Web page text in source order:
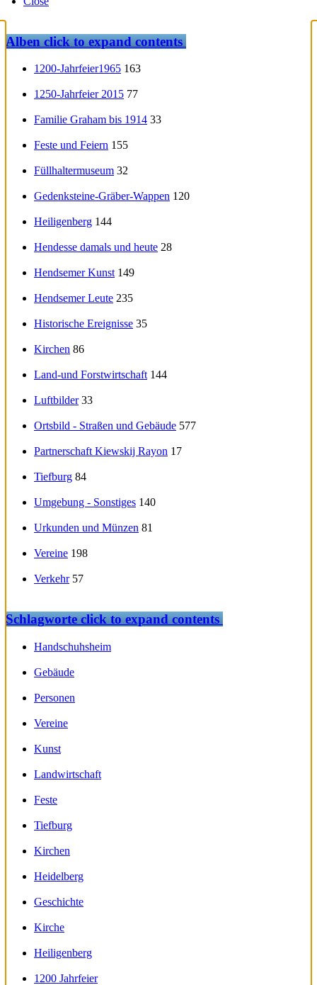
Albenclick to expand contents
1200-Jahrfeier1965 163
1250-Jahrfeier 2015 77
Familie Graham bis 1914 33
Feste und Feiern 155
Füllhaltermuseum 32
Gedenksteine-Gräber-Wappen 120
Heiligenberg 144
Hendesse damals und heute 28
Hendsemer Kunst 149
Hendsemer Leute 235
Historische Ereignisse 35
Kirchen 86
Land-und Forstwirtschaft 144
Luftbilder 33
Ortsbild - Straßen und Gebäude 577
Partnerschaft Kiewskij Rayon 17
Tiefburg 84
Umgebung - Sonstiges 140
Urkunden und Münzen 81
Vereine 198
Verkehr 57
Schlagworteclick to expand contents
Handschuhsheim
Gebäude
Personen
Vereine
Kunst
Landwirtschaft
Feste
Tiefburg
Kirchen
Heidelberg
Geschichte
Kirche
Heiligenberg
1200 Jahrfeier